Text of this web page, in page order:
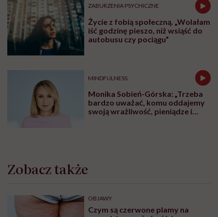
ZABURZENIA PSYCHICZNE
Życie z fobią społeczną. „Wolałam
iść godzinę pieszo, niż wsiąść do
autobusu czy pociągu”
MINDFULNESS
Monika Sobień-Górska: „Trzeba
bardzo uważać, komu oddajemy
swoją wrażliwość, pieniądze i
Zobacz także
OBJAWY
Czym są czerwone plamy na